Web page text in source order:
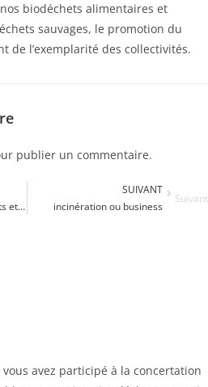
biodéchets alimentaires et
sauvages, le promotion du
de l’exemplarité des collectivités.
publier un commentaire.
Réduisons nos déchets et privilégions la prévention
SUIVANT
incinération ou business
Suivant
avez participé à la concertation